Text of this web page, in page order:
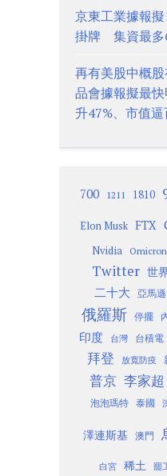
京東工業據報
掛牌 集資最多
再有美股中概
品會據報擬最
升47%、市值
700 1211 1810
Elon Musk FTX
Nvidia Omicron
Twitter 世
二十大 亞馬遜
俄羅斯 停擺
印度
台灣 台積電
拜登 放寬防疫
普京 李家超
泡泡瑪特 泰國
澤連斯基 澳門
白宮 稀土 罷